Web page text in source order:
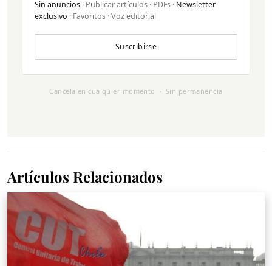
Sin anuncios · Publicar artículos · PDFs · Newsletter
exclusivo · Favoritos · Voz editorial
Suscribirse
Cancela en cualquier momento · Sin permanencia
Artículos Relacionados